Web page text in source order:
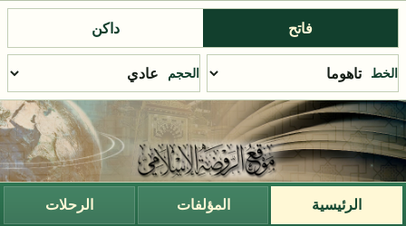
فاتح داكن
الخط الحجم
الرئيسية المؤلفات الرحلات